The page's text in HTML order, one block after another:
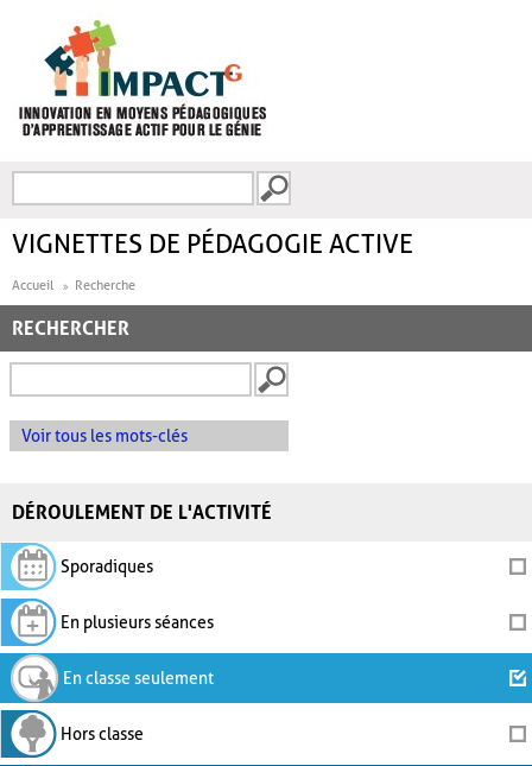
FORMULAIRE DE
VIGNETTES DE PÉDAGOGIE ACTIVE
Accueil Recherche
RECHERCHER
Voir tous les mots-clés
DÉROULEMENT DE L'ACTIVITÉ
Sporadiques
En plusieurs séances
En classe seulement
Hors classe